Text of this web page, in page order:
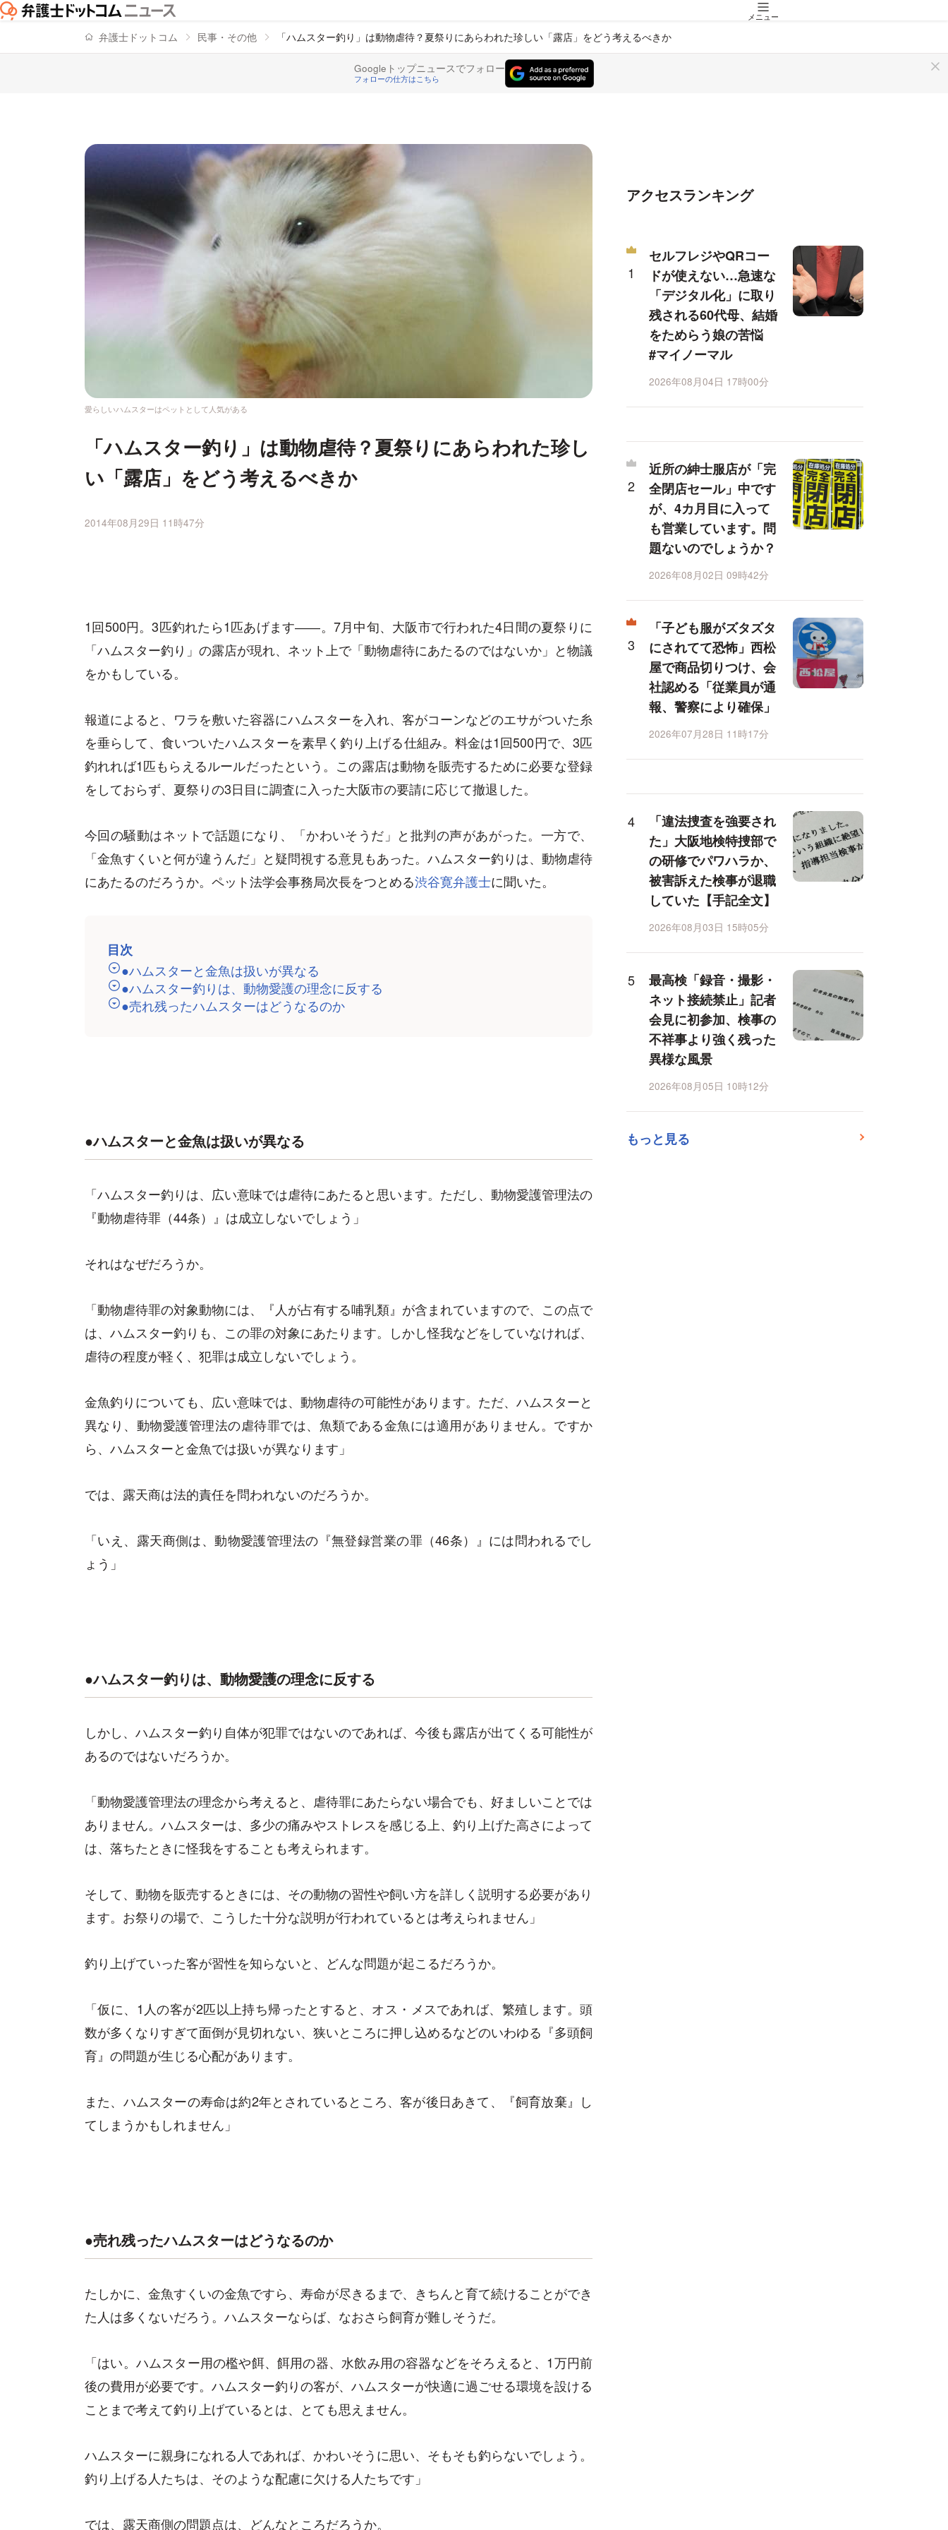
メニュー
弁護士ドットコム 民事・その他 「ハムスター釣り」は動物虐待？夏祭りにあらわれた珍しい「露店」をどう考えるべきか
Googleトップニュースでフォロー
フォローの仕方はこちら
愛らしいハムスターはペットとして人気がある
「ハムスター釣り」は動物虐待？夏祭りにあらわれた珍し
い「露店」をどう考えるべきか
2014年08月29日 11時47分
1回500円。3匹釣れたら1匹あげます――。7月中旬、大阪市で行われた4日間の夏祭りに
「ハムスター釣り」の露店が現れ、ネット上で「動物虐待にあたるのではないか」と物議
をかもしている。
報道によると、ワラを敷いた容器にハムスターを入れ、客がコーンなどのエサがついた糸
を垂らして、食いついたハムスターを素早く釣り上げる仕組み。料金は1回500円で、3匹
釣れれば1匹もらえるルールだったという。この露店は動物を販売するために必要な登録
をしておらず、夏祭りの3日目に調査に入った大阪市の要請に応じて撤退した。
今回の騒動はネットで話題になり、「かわいそうだ」と批判の声があがった。一方で、
「金魚すくいと何が違うんだ」と疑問視する意見もあった。ハムスター釣りは、動物虐待
にあたるのだろうか。ペット法学会事務局次長をつとめる渋谷寛弁護士に聞いた。
目次
●ハムスターと金魚は扱いが異なる
●ハムスター釣りは、動物愛護の理念に反する
●売れ残ったハムスターはどうなるのか
●ハムスターと金魚は扱いが異なる
「ハムスター釣りは、広い意味では虐待にあたると思います。ただし、動物愛護管理法の
『動物虐待罪（44条）』は成立しないでしょう」
それはなぜだろうか。
「動物虐待罪の対象動物には、『人が占有する哺乳類』が含まれていますので、この点で
は、ハムスター釣りも、この罪の対象にあたります。しかし怪我などをしていなければ、
虐待の程度が軽く、犯罪は成立しないでしょう。
金魚釣りについても、広い意味では、動物虐待の可能性があります。ただ、ハムスターと
異なり、動物愛護管理法の虐待罪では、魚類である金魚には適用がありません。ですか
ら、ハムスターと金魚では扱いが異なります」
では、露天商は法的責任を問われないのだろうか。
「いえ、露天商側は、動物愛護管理法の『無登録営業の罪（46条）』には問われるでし
ょう」
●ハムスター釣りは、動物愛護の理念に反する
しかし、ハムスター釣り自体が犯罪ではないのであれば、今後も露店が出てくる可能性が
あるのではないだろうか。
「動物愛護管理法の理念から考えると、虐待罪にあたらない場合でも、好ましいことでは
ありません。ハムスターは、多少の痛みやストレスを感じる上、釣り上げた高さによって
は、落ちたときに怪我をすることも考えられます。
そして、動物を販売するときには、その動物の習性や飼い方を詳しく説明する必要があり
ます。お祭りの場で、こうした十分な説明が行われているとは考えられません」
釣り上げていった客が習性を知らないと、どんな問題が起こるだろうか。
「仮に、1人の客が2匹以上持ち帰ったとすると、オス・メスであれば、繁殖します。頭
数が多くなりすぎて面倒が見切れない、狭いところに押し込めるなどのいわゆる『多頭飼
育』の問題が生じる心配があります。
また、ハムスターの寿命は約2年とされているところ、客が後日あきて、『飼育放棄』し
てしまうかもしれません」
●売れ残ったハムスターはどうなるのか
たしかに、金魚すくいの金魚ですら、寿命が尽きるまで、きちんと育て続けることができ
た人は多くないだろう。ハムスターならば、なおさら飼育が難しそうだ。
「はい。ハムスター用の檻や餌、餌用の器、水飲み用の容器などをそろえると、1万円前
後の費用が必要です。ハムスター釣りの客が、ハムスターが快適に過ごせる環境を設ける
ことまで考えて釣り上げているとは、とても思えません。
ハムスターに親身になれる人であれば、かわいそうに思い、そもそも釣らないでしょう。
釣り上げる人たちは、そのような配慮に欠ける人たちです」
では、露天商側の問題点は、どんなところだろうか。
アクセスランキング
セルフレジやQRコー
ドが使えない…急速な
「デジタル化」に取り
残される60代母、結婚
をためらう娘の苦悩
#マイノーマル
2026年08月04日 17時00分
近所の紳士服店が「完
全閉店セール」中です
が、4カ月目に入って
も営業しています。問
題ないのでしょうか？
2026年08月02日 09時42分
「子ども服がズタズタ
にされてて恐怖」西松
屋で商品切りつけ、会
社認める「従業員が通
報、警察により確保」
2026年07月28日 11時17分
「違法捜査を強要され
た」大阪地検特捜部で
の研修でパワハラか、
被害訴えた検事が退職
していた【手記全文】
2026年08月03日 15時05分
最高検「録音・撮影・
ネット接続禁止」記者
会見に初参加、検事の
不祥事より強く残った
異様な風景
2026年08月05日 10時12分
もっと見る